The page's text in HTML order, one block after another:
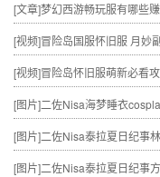
[文章]梦幻西游畅玩服有哪些
[视频]冒险岛国服怀旧服 月妙
[视频]冒险岛怀旧服萌新必看
[图片]二佐Nisa海梦睡衣
[图片]二佐Nisa泰拉夏日纪事
[图片]二佐Nisa泰拉夏日纪事